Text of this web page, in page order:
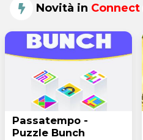
Novità in Connect
Passatempo -
Puzzle Bunch